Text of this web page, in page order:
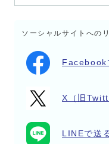
ソーシャルサイトへの
Facebook
X（旧
LINEで送